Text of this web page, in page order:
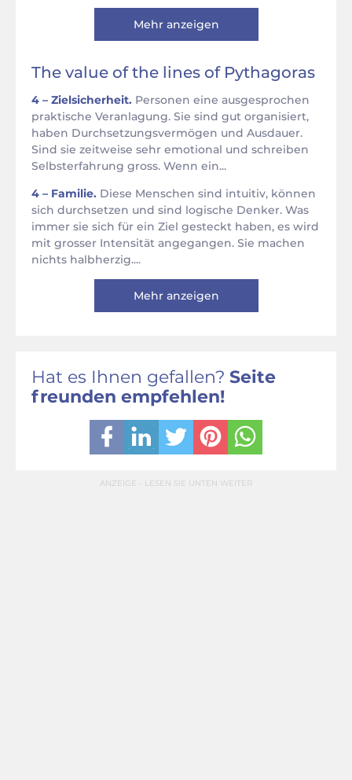
Mehr anzeigen
The value of the lines of Pythagoras
4 – Zielsicherheit. Personen eine ausgesprochen
praktische Veranlagung. Sie sind gut organisiert,
haben Durchsetzungsvermögen und Ausdauer.
Sind sie zeitweise sehr emotional und schreiben
Selbsterfahrung gross. Wenn ein...
4 – Familie. Diese Menschen sind intuitiv, können
sich durchsetzen und sind logische Denker. Was
immer sie sich für ein Ziel gesteckt haben, es wird
mit grosser Intensität angegangen. Sie machen
nichts halbherzig....
Mehr anzeigen
Hat es Ihnen gefallen? Seite
freunden empfehlen!
ANZEIGE - LESEN SIE UNTEN WEITER